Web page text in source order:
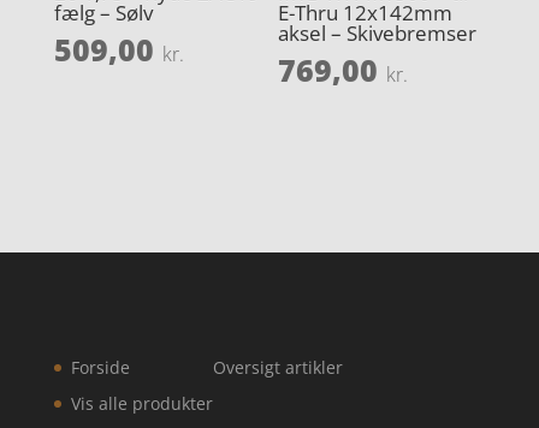
fælg – Sølv
509,00 kr.
E-Thru 12x142mm
aksel – Skivebremser
769,00 kr.
Forside
Vis alle produkter
Oversigt artikler